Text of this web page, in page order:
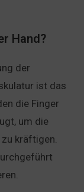
Hand?
der
ist das
die Finger
um die
kräftigen.